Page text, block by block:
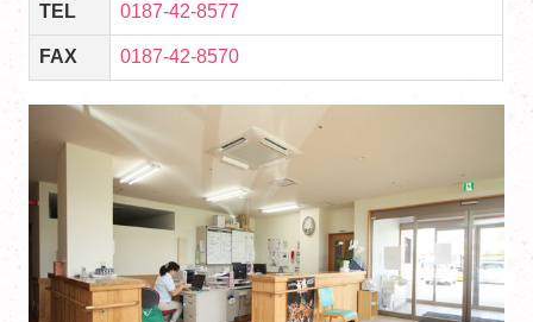
TEL 0187-42-8577
FAX 0187-42-8570